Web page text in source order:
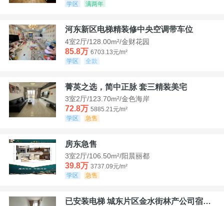
学区
满两年
河东新区电梯精装修中央空调带车位
4室2厅/128.00m²/金财花园
85.8万 6703.13元/m²
学区
全款
菁英之选，简中正脉 套三精装美宅
3室2厅/123.70m²/金色海岸
72.8万 5885.21元/m²
学区
急售
房东急售
3室2厅/106.50m²/阳晨丽都
39.8万 3737.09元/m²
学区
急售
已安装电梯 城东片区金水街林产公司宿舍套三可看江景